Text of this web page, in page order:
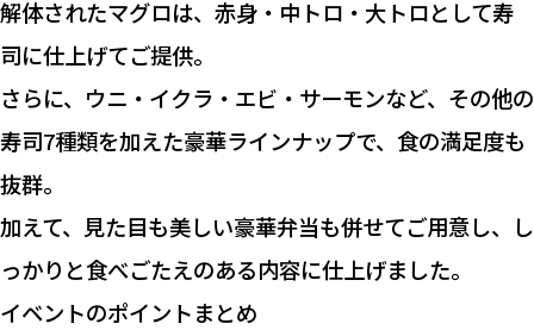
解体されたマグロは、赤身・中トロ・大トロとして寿
司に仕上げてご提供。
さらに、ウニ・イクラ・エビ・サーモンなど、その他の
寿司7種類を加えた豪華ラインナップで、食の満足度も
抜群。
加えて、見た目も美しい豪華弁当も併せてご用意し、し
っかりと食べごたえのある内容に仕上げました。
イベントのポイントまとめ